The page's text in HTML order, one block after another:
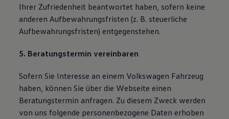
Ihrer Zufriedenheit beantwortet haben, sofern keine
anderen Aufbewahrungsfristen (z. B. steuerliche
Aufbewahrungsfristen) entgegenstehen.
5. Beratungstermin vereinbaren
Sofern Sie Interesse an einem Volkswagen Fahrzeug
haben, können Sie über die Webseite einen
Beratungstermin anfragen. Zu diesem Zweck werden
von uns folgende personenbezogene Daten erhoben